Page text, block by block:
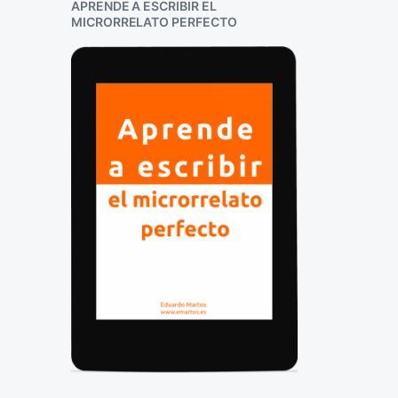
APRENDE A ESCRIBIR EL
MICRORRELATO PERFECTO